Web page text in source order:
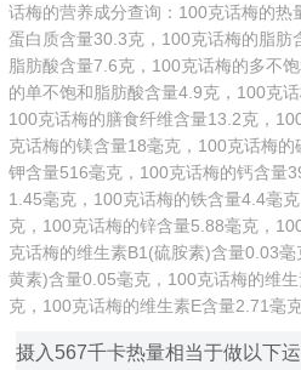
话梅的营养成分查询：100克话梅的热
蛋白质含量30.3克，100克话梅的脂肪
脂肪酸含量7.6克，100克话梅的多不
的单不饱和脂肪酸含量4.9克，100克
100克话梅的膳食纤维含量13.2克，
克话梅的镁含量18毫克，100克话梅
钾含量516毫克，100克话梅的钙含量
1.45毫克，100克话梅的铁含量4.4毫
克，100克话梅的锌含量5.88毫克，
克话梅的维生素B1(硫胺素)含量0.03
黄素)含量0.05毫克，100克话梅的维
克，100克话梅的维生素E含量2.71毫
摄入567千卡热量相当于做以下运